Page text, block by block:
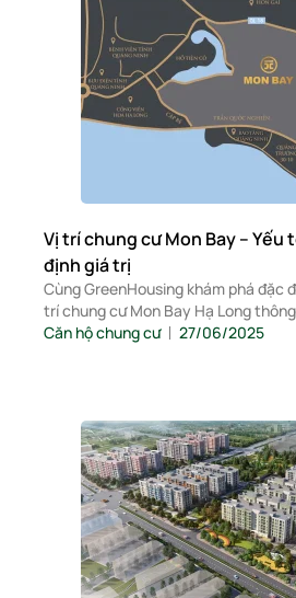
Vị trí chung cư Mon Bay –
định giá trị
Cùng GreenHousing khám phá đặc
trí chung cư Mon Bay Hạ Long
Căn hộ chung cư
27/06/2025